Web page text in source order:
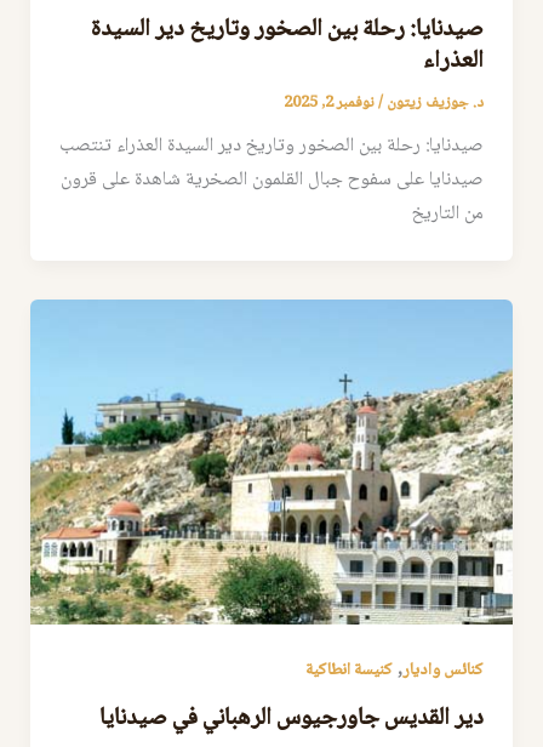
صيدنايا: رحلة بين الصخور وتاريخ دير السيدة
العذراء
د. جوزيف زيتون/نوفمبر 2, 2025
صيدنايا: رحلة بين الصخور وتاريخ دير السيدة العذراء تنتصب
صيدنايا على سفوح جبال القلمون الصخرية شاهدة على قرون
من التاريخ
كنائس واديار,كنيسة انطاكية
دير القديس جاورجيوس الرهباني في صيدنايا